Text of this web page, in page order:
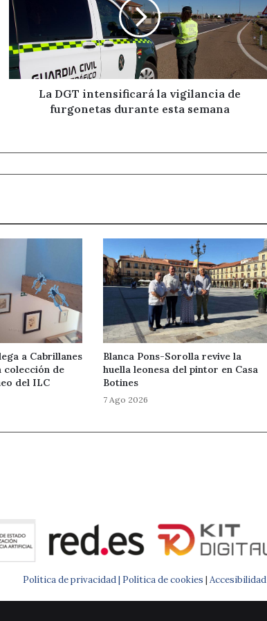
la
vigilancia
de
furgonetas
durante
esta
semanaLa DGT intensificará la vigilancia de
furgonetas durante esta semana
a Cabrillanes
colección de
del ILC
Blanca Pons-Sorolla revive la
huella leonesa del pintor en Casa
Botines
7 Ago 2026
Política de privacidad | Política de cookies | Accesibilidad